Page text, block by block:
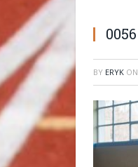
0056
BY ERYK ON